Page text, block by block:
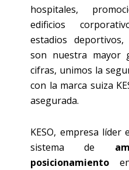
hospitales,
edificios
estadios
son nuestra mayor
cifras, unimos la
con la marca suiza
asegurada.
KESO, empresa líder
sistema de
posicionamiento